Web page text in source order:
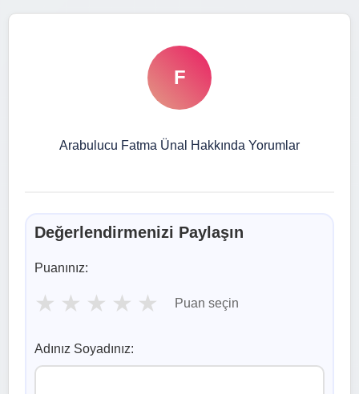
F
Arabulucu Fatma Ünal Hakkında Yorumlar
Değerlendirmenizi Paylaşın
Puanınız:
★ ★ ★ ★ ★ Puan seçin
Adınız Soyadınız: